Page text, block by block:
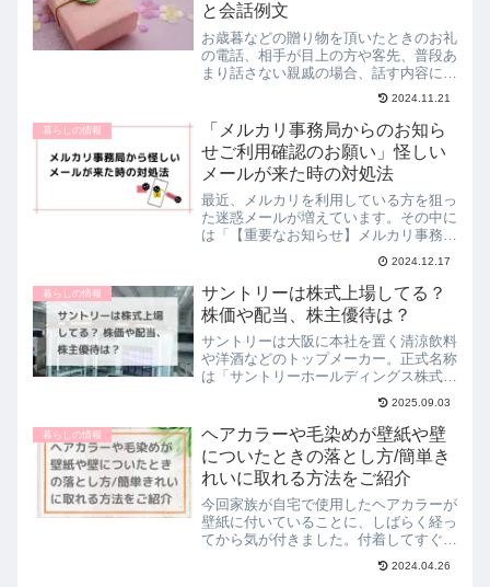
と会話例文
お歳暮などの贈り物を頂いたときのお礼
の電話、相手が目上の方や客先、普段あ
まり話さない親戚の場合、話す内容に困
ることがありますよね。そもそも、お礼
の連絡の正式なマナーとしては、手紙や
はがきを送るのが基本とされています。
そのため、本来はお礼の手...
2024.11.21
暮らしの情報
「メルカリ事務局からのお知ら
せご利用確認のお願い」怪しい
メールが来た時の対処法
最近、メルカリを利用している方を狙っ
た迷惑メールが増えています。その中に
は「【重要なお知らせ】メルカリ事務局
からのお知らせご利用確認のお願い」と
いうタイトルのメールも。このメールは
一見するとメルカリ公式から送られてき
たように見えますが、実際...
2024.12.17
暮らしの情報
サントリーは株式上場してる？
株価や配当、株主優待は？
サントリーは大阪に本社を置く清涼飲料
や洋酒などのトップメーカー。正式名称
は「サントリーホールディングス株式会
社」で、2009年の持株会社化によって
「サントリー株式会社」から社名を変更
しています。そんなサントリーに「株を
購入したい」や「サント...
2025.09.03
暮らしの情報
ヘアカラーや毛染めが壁紙や壁
についたときの落とし方/簡単き
れいに取れる方法をご紹介
今回家族が自宅で使用したヘアカラーが
壁紙に付いていることに、しばらく経っ
てから気が付きました。付着してすぐで
はなかったので、ぞうきんで拭いてみて
も全然落ちなかったのですが、いろいろ
2024.04.26